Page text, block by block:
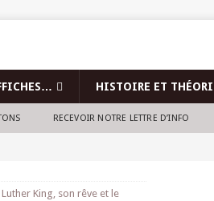
HISTOIRE ET
RECEVOIR NOTRE LETTRE D’INFO
King, son rêve et le